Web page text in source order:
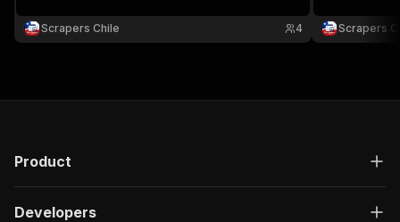
para comparar farmacias y monitorear el mercado
farmacéutico chileno.
Scrapers Chile 4
comparar
retail
Scrapers
Product
Developers